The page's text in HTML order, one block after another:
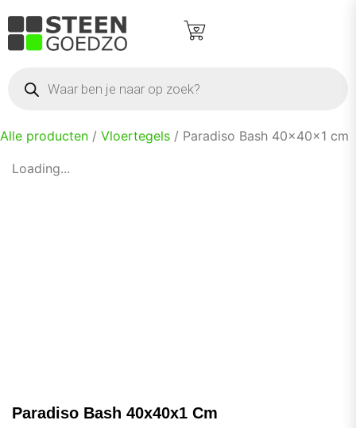
Alle producten / Vloertegels / Paradiso Bash 40x40x1 cm
Loading...
Paradiso Bash 40x40x1 Cm